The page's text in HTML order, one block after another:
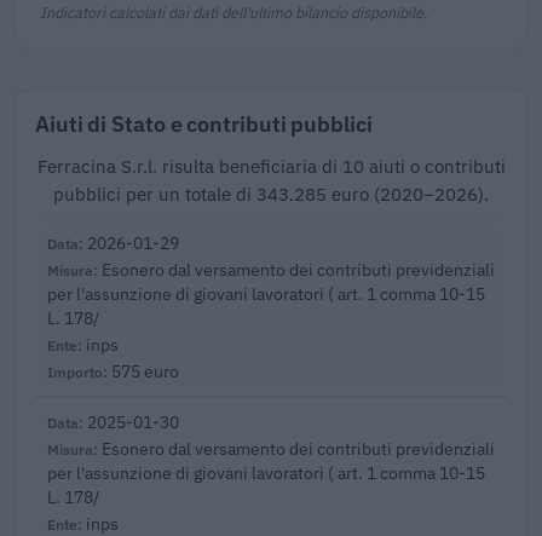
Indicatori calcolati dai dati dell'ultimo bilancio disponibile.
Aiuti di Stato e contributi pubblici
Ferracina S.r.l. risulta beneficiaria di 10 aiuti o contributi
pubblici per un totale di 343.285 euro (2020–2026).
2026-01-29
Esonero dal versamento dei contributi previdenziali
per l'assunzione di giovani lavoratori ( art. 1 comma 10-15
L. 178/
inps
575 euro
2025-01-30
Esonero dal versamento dei contributi previdenziali
per l'assunzione di giovani lavoratori ( art. 1 comma 10-15
L. 178/
inps